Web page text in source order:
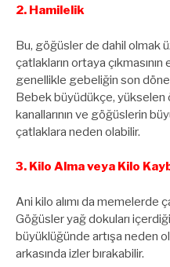
2. Hamilelik
Bu, göğüsler de dahil olmak
çatlakların ortaya
genellikle gebeliğin son
Bebek büyüdükçe,
kanallarının ve göğüslerin
çatlaklara neden olabilir.
3. Kilo Alma veya Kilo
Ani kilo alımı da memelerde
Göğüsler yağ dokuları
büyüklüğünde artışa neden
arkasında izler bırakabilir.